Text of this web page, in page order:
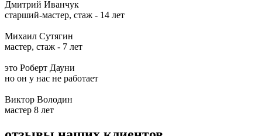
Дмитрий Иванчук
старший-мастер, стаж - 14 лет
Михаил Сутягин
мастер, стаж - 7 лет
это Роберт Дауни
но он у нас не работает
Виктор Володин
мастер 8 лет